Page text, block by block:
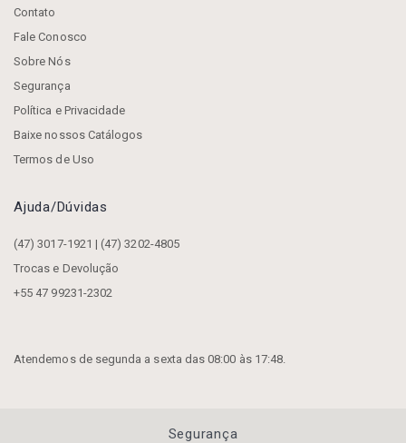
Contato
Fale Conosco
Sobre Nós
Segurança
Política e Privacidade
Baixe nossos Catálogos
Termos de Uso
Ajuda/dúvidas
(47) 3017-1921 | (47) 3202-4805
Trocas e Devolução
+55 47 99231-2302
Atendemos de segunda a sexta das 08:00 às 17:48.
Segurança